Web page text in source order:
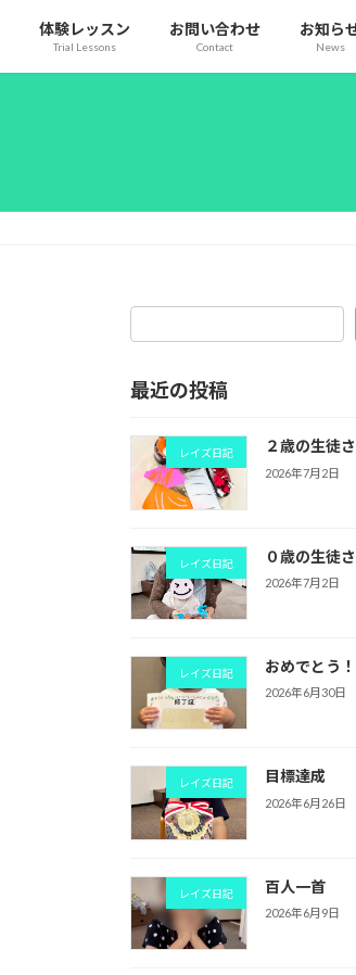
体験レッスン
Trial Lessons
お問い合わせ
Contact
お知ら
News
最近の投稿
レイズ日記 ２歳の生徒
2026年7月2日
レイズ日記 ０歳の生徒
2026年7月2日
レイズ日記 おめでとう！
2026年6月30日
レイズ日記 目標達成
2026年6月26日
レイズ日記 百人一首
2026年6月9日